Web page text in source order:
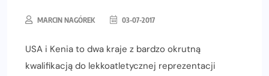
MARCIN NAGÓREK 03-07-2017
USA i Kenia to dwa kraje z bardzo okrutną
kwalifikacją do lekkoatletycznej reprezentacji